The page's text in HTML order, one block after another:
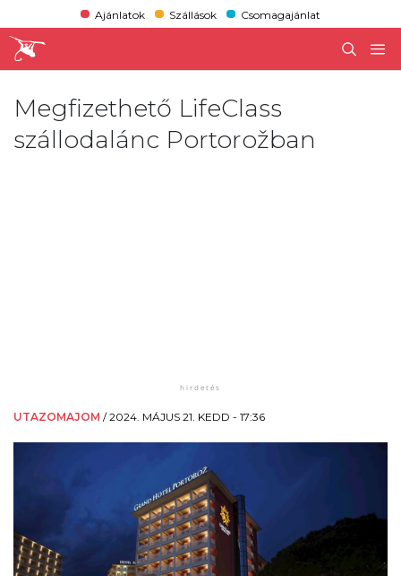
Ajánlatok Szállások Csomagajánlat
Megfizethető LifeClass
szállodalánc Portorožban
UTAZOMAJOM /2024. MÁJUS 21. KEDD - 17:36